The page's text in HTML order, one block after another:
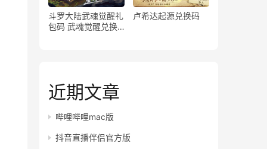
斗罗大陆武魂觉醒礼
包码 武魂觉醒兑换
卢希达起源兑换码
近期文章
哔哩哔哩mac版
抖音直播伴侣官方版